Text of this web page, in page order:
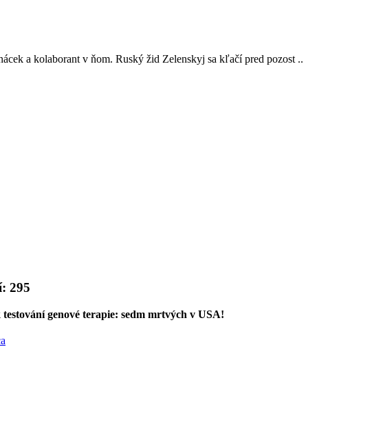
a kolaborant v ňom. Ruský žid Zelenskyj sa kľačí pred pozost ..
295
genové terapie: sedm mrtvých v USA!